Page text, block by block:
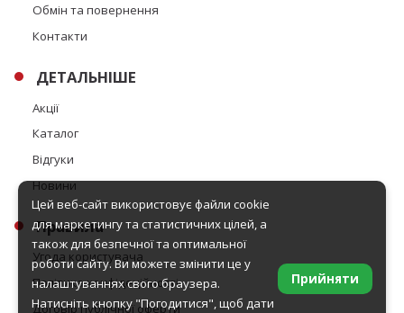
Обмін та повернення
Контакти
ДЕТАЛЬНІШЕ
Акції
Каталог
Відгуки
Новини
Правила
Угода користувача
Політика конфідеційності
Договір публічної оферти
Цей веб-сайт використовує файли cookie
для маркетингу та статистичних цілей, а
також для безпечної та оптимальної
роботи сайту. Ви можете змінити це у
налаштуваннях свого браузера.
Натисніть кнопку "Погодитися", щоб дати
Прийняти